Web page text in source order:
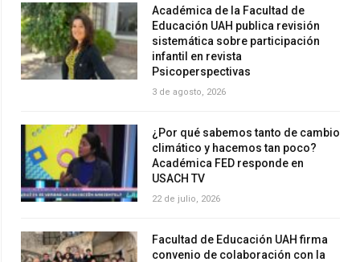
Académica de la Facultad de
Educación UAH publica revisión
sistemática sobre participación
infantil en revista
Psicoperspectivas
3 de agosto, 2026
¿Por qué sabemos tanto de cambio
climático y hacemos tan poco?
Académica FED responde en
USACH TV
22 de julio, 2026
Facultad de Educación UAH firma
convenio de colaboración con la